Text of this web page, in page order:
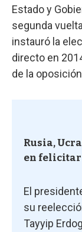
Estado y
segunda
instauró la
directo en
de la
Rusia,
en
El
su
Tayyip